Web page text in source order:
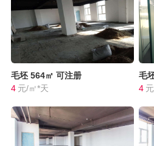
毛坯 564㎡ 可注册
4 元/㎡*天
毛
4